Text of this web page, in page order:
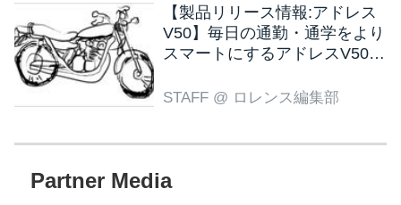
【製品リリース情報:アドレス
V50】毎日の通勤・通学をより
スマートにするアドレスV50
STAFF @ ロレンス編集部
Partner Media